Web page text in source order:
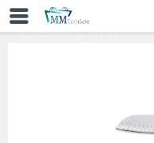
Übersicht